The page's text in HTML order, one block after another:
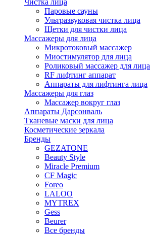
Чистка лица
Паровые сауны
Ультразвуковая чистка лица
Щетки для чистки лица
Массажеры для лица
Микротоковый массажер
Миостимулятор для лица
Роликовый массажер для лица
RF лифтинг аппарат
Аппараты для лифтинга лица
Массажеры для глаз
Массажер вокруг глаз
Аппараты Дарсонваль
Тканевые маски для лица
Косметические зеркала
Бренды
GEZATONE
Beauty Style
Miracle Premium
CF Magic
Foreo
LALOO
MYTREX
Gess
Beurer
Все бренды